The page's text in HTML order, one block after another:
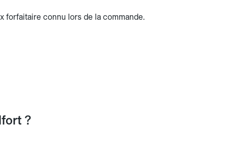
forfaitaire connu lors de la commande.
?